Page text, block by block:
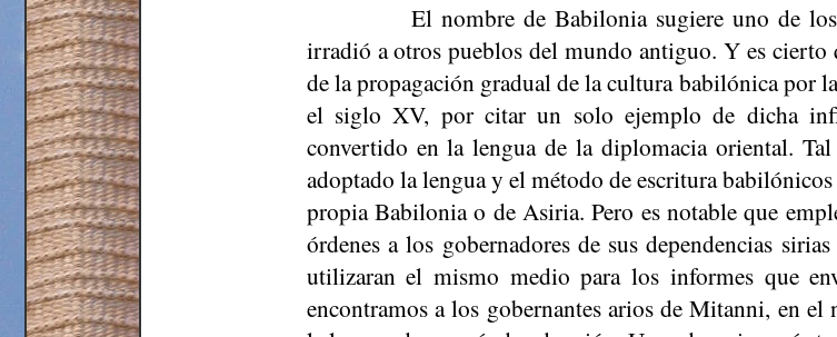
El nombre de Babilonia sugiere uno de
irradió a otros pueblos del mundo antiguo. Y es
de la propagación gradual de la cultura babilónica por
el siglo XV, por citar un solo ejemplo de dicha
convertido en la lengua de la diplomacia oriental.
adoptado la lengua y el método de escritura
propia Babilonia o de Asiria. Pero es notable que
órdenes a los gobernadores de sus dependencias
utilizaran el mismo medio para los informes que
encontramos a los gobernantes arios de Mitanni, en